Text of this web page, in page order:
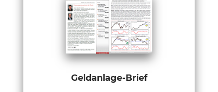
Geldanlage-Brief